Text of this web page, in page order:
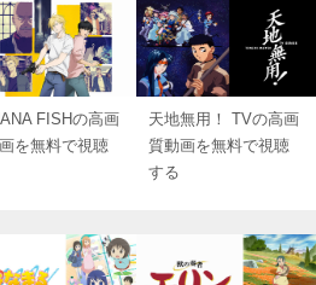
FISHの高画
を無料で視聴
天地無用！ TVの高画
質動画を無料で視聴
する